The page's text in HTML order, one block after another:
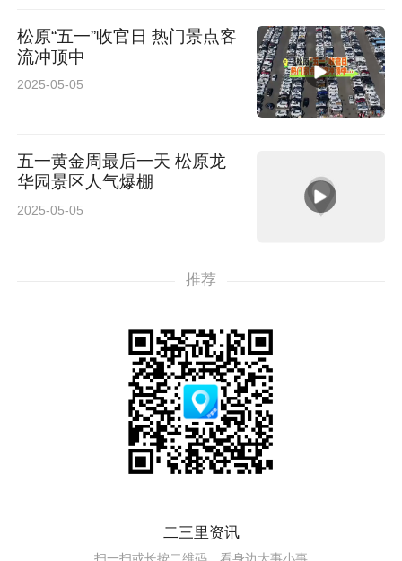
松原“五一”收官日 热门景点客
流冲顶中
2025-05-05
五一黄金周最后一天 松原龙
华园景区人气爆棚
2025-05-05
推荐
二三里资讯
扫一扫或长按二维码，看身边大事小事